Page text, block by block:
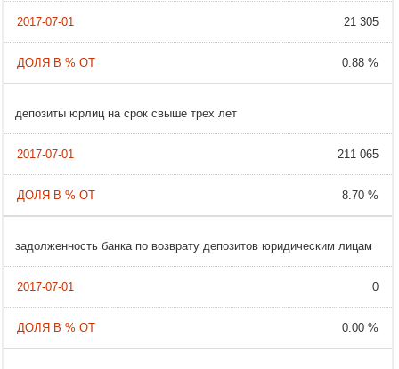
21 305
0.88 %
депозиты юрлиц на срок свыше трех лет
211 065
8.70 %
задолженность банка по возврату депозитов юридическим лицам
0
0.00 %